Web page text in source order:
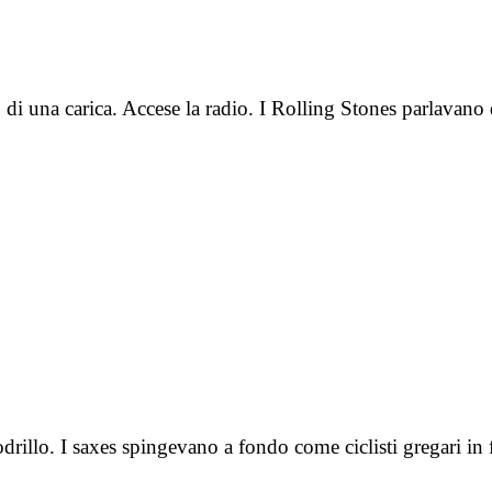
una carica. Accese la radio. I Rolling Stones
I saxes spingevano a fondo come ciclisti gregari